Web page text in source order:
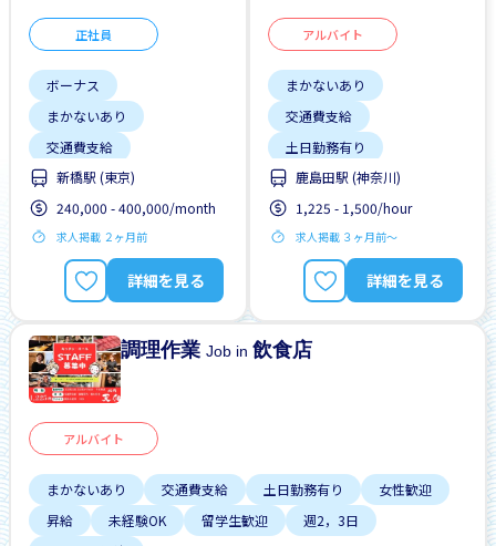
正社員
ボーナス
まかないあり
交通費支給
土日勤務有り
外国人勤務中
夜勤
女性歓迎
昇給
男性歓迎
新橋駅 (東京)
240,000 - 400,000/month
求人掲載 ２ヶ月前
詳細を見る
アルバイト
まかないあり
交通費支給
土日勤務有り
女性歓迎
昇給
未経験OK
留学生歓迎
週2，3日
高給の可能性
鹿島田駅 (神奈川)
1,225 - 1,500/hour
求人掲載 ３ヶ月前〜
詳細を見る
調理作業Job in飲食店
アルバイト
まかないあり 交通費支給 土日勤務有り
女性歓迎
昇給
未経験OK 留学生歓迎
週2，3日